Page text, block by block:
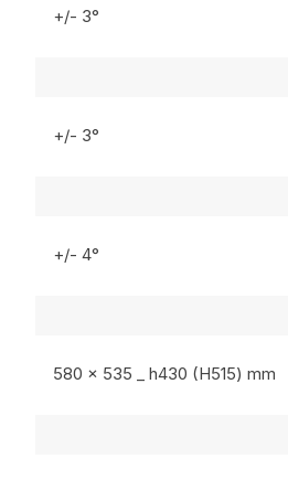
+/- 3°
+/- 3°
+/- 4°
580 x 535 _ h430 (H515) mm